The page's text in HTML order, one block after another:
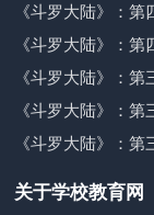
《斗罗大陆》：
《斗罗大陆》：
《斗罗大陆》：
《斗罗大陆》：
《斗罗大陆》：
关于学校教育网